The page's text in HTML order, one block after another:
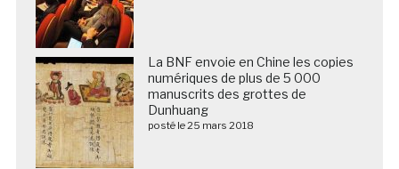
La BNF envoie en Chine les copies
numériques de plus de 5 000
manuscrits des grottes de
Dunhuang
posté le 25 mars 2018